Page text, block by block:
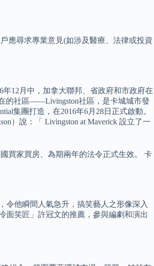
應尋求專業意見(如涉及醫療、法律或投資
年12月中，加拿大聯邦、省政府和市政府在
的社區——Livingston社區，是卡城城市發
集團打造，在2016年6月28日正式啟動。
）說：「 Livingston at Maverick 設立了一
買家買房、為期兩年的法令正式生效。 卡
令他瞬間人氣急升，搞笑藝人之形像深入
面笑匠」許冠文的推薦，參與編劇和演出